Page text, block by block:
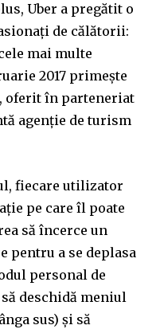
Uber a pregătit o
de călătorii:
mai multe
2017 primește
oferit în parteneriat
agenție de turism
fiecare utilizator
pe care îl poate
să încerce un
pentru a se deplasa
personal de
deschidă meniul
sus) și să